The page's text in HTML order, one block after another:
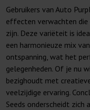
Gebruikers van Auto
effecten verwachten die
zijn. Deze variëteit is
een harmonieuze mix
ontspanning, wat het
gelegenheden. Of je nu
bezighoudt met
veelzijdige ervaring.
Seeds onderscheidt